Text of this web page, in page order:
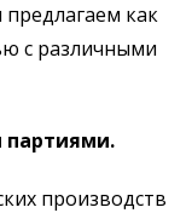
как
с различными
производств